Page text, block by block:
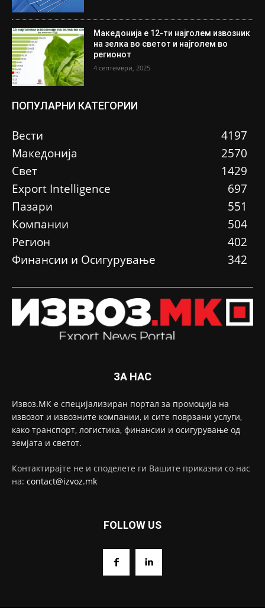
Македонија е 12-ти најголем извозник
на зелка во светот и најголем во
регионот
4 септември, 2025
ПОПУЛАРНИ КАТЕГОРИИ
Вести
4197
Македонија
2570
Свет
1429
Еxport Intelligence
697
Пазари
551
Компании
504
Регион
402
Финансии и Осигурување
342
ЗА НАС
Извоз.МК е специјализиран портал за промоција на
извозот и извозните компании, и сите поврзани услуги,
како транспорт, логистика, финансии и осигурување од
земјата и светот.
Контактирајте не и споделете ги Вашите приказни со нас
на: contact@izvoz.mk
FOLLOW US